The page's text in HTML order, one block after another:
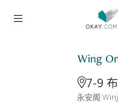
Wing
7-9
永安阁